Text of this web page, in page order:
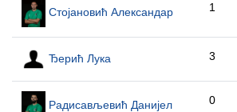
Стојановић Александар 1
Ђерић Лука 3
Радисављевић Данијел 0